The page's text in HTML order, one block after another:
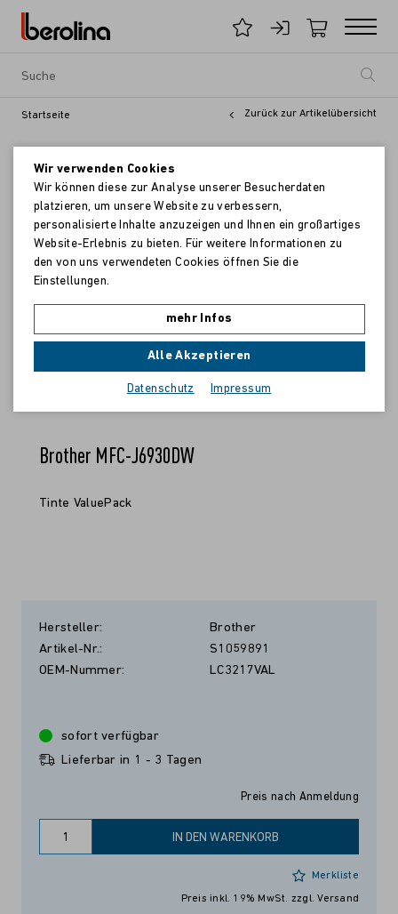
Startseite Zurück zur Artikelübersicht
Brother MFC-J6930DW
Tinte ValuePack
Hersteller:
Brother
Artikel-Nr.:
S1059891
OEM-Nummer:
LC3217VAL
Preis nach Anmeldung
sofort verfügbar
Lieferbar in 1 - 3 Tagen
IN DEN WARENKORB
Merkliste
Preis inkl. 19% MwSt. zzgl. Versand
Wir verwenden Cookies
Wir können diese zur Analyse unserer Besucherdaten
platzieren, um unsere Website zu verbessern,
personalisierte Inhalte anzuzeigen und Ihnen ein großartiges
Website-Erlebnis zu bieten. Für weitere Informationen zu
den von uns verwendeten Cookies öffnen Sie die
Einstellungen.
mehr Infos
Alle Akzeptieren
Datenschutz Impressum